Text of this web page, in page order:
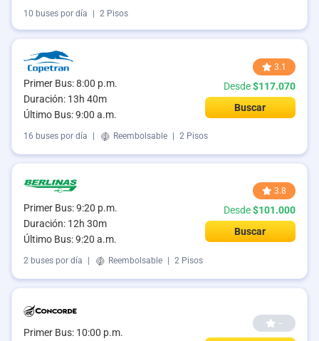
10 buses por día 2 Pisos
Primer Bus: 8:00 p.m.
Duración: 13h 40m
Último Bus: 9:00 a.m.
3.1
Desde$117.070
Buscar
16 buses por día Reembolsable 2 Pisos
Primer Bus: 9:20 p.m.
Duración: 12h 30m
Último Bus: 9:20 a.m.
3.8
Desde$101.000
Buscar
2 buses por día Reembolsable 2 Pisos
Primer Bus: 10:00 p.m.
--